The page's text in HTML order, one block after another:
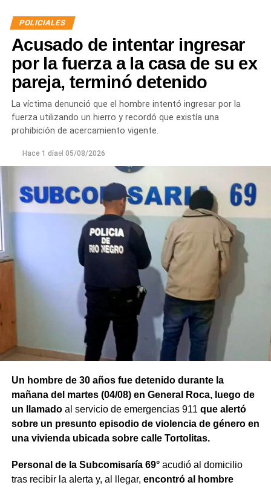
POLICIALES
Acusado de intentar ingresar
por la fuerza a la casa de su ex
pareja, terminó detenido
La víctima denunció que el hombre intentó ingresar por la
fuerza utilizando un hierro y recordó que existía una
prohibición de acercamiento vigente.
Hace 1 díael 05/08/2026
Un hombre de 30 años fue detenido durante la
mañana del martes (04/08) en General Roca, luego de
un llamadoal servicio de emergencias 911 que alertó
sobre un presunto episodio de violencia de género en
una vivienda ubicada sobre calle Tortolitas.
Personal de la Subcomisaría 69°acudió al domicilio
tras recibir la alerta y, al llegar, encontró al hombre